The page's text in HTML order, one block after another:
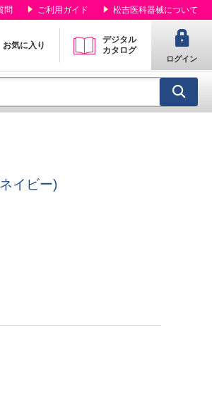
問 ご利用ガイド 松吉医科器械について
お気に入り
デジタル
カタログ
ログイン
イビー)